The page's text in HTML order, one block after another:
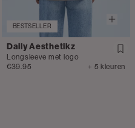
BESTSELLER
Daily Aesthetikz
Longsleeve met logo
€39.95
+ 5 kleuren